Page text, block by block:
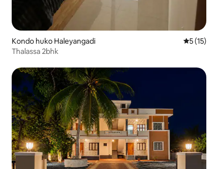
Kondo huko Haleyangadi Ukadiriaji
5 (15)
Thalassa 2bhk